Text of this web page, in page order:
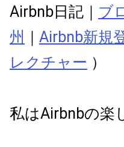
Airbnb日記｜ ブ
州 ｜ Airbnb新規
レクチャー ）
私はAirbnbの楽